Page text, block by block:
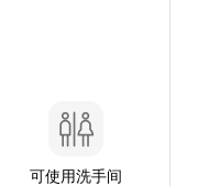
可使用洗手间